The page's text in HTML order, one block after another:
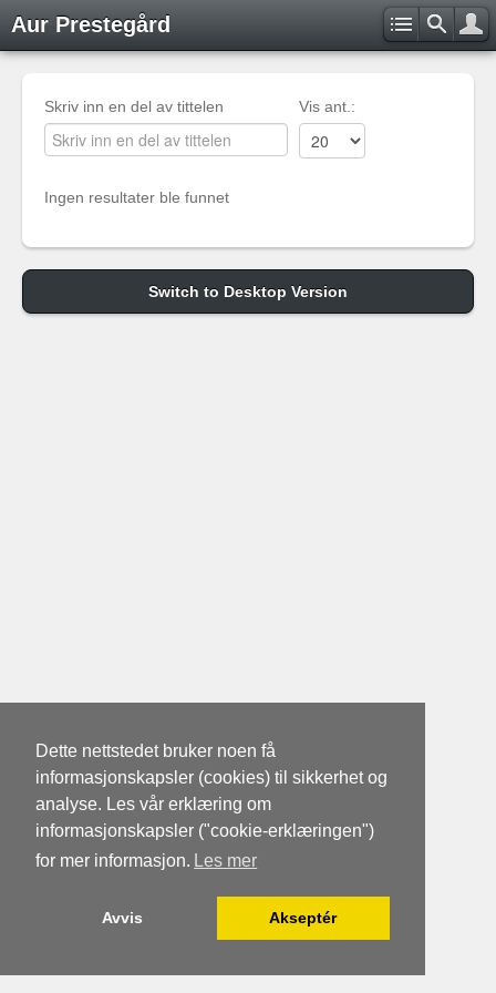
Dette nettstedet bruker noen få
informasjonskapsler (cookies) til sikkerhet og
analyse. Les vår erklæring om
informasjonskapsler ("cookie-erklæringen")
for mer informasjon. Les mer
Avvis Akseptér
Aur Prestegård
Skriv inn en del av tittelen Vis ant.:
Ingen resultater ble funnet
Switch to Desktop Version